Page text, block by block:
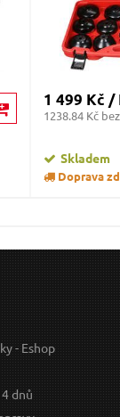
1 499 Kč /
1238.84 Kč
Skladem
Doprava
- Eshop
dnů